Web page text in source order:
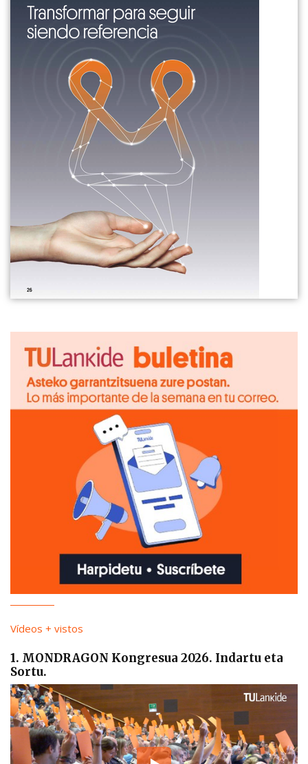
Vídeos + vistos
1. MONDRAGON Kongresua 2026. Indartu eta
Sortu.